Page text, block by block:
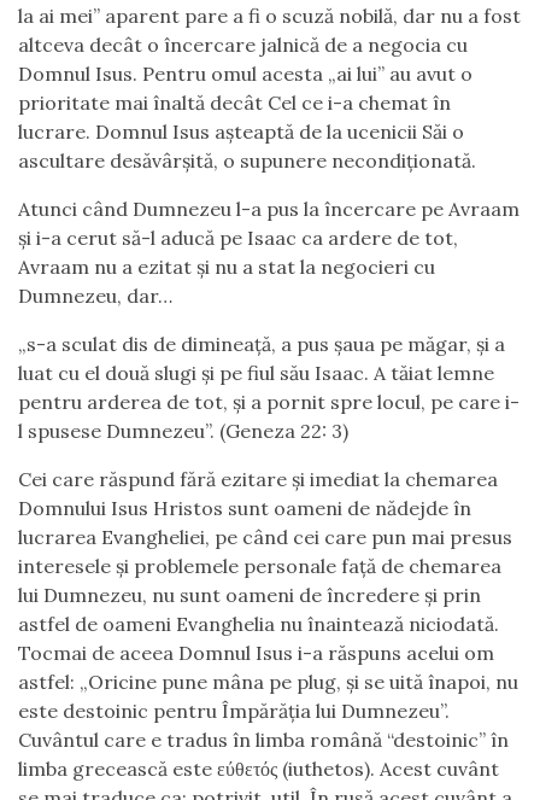
la ai mei” aparent pare a fi o scuză nobilă, dar nu a fost
altceva decât o încercare jalnică de a negocia cu
Domnul Isus. Pentru omul acesta „ai lui” au avut o
prioritate mai înaltă decât Cel ce i-a chemat în
lucrare. Domnul Isus așteaptă de la ucenicii Săi o
ascultare desăvârșită, o supunere necondiționată.
Atunci când Dumnezeu l-a pus la încercare pe Avraam
și i-a cerut să-l aducă pe Isaac ca ardere de tot,
Avraam nu a ezitat și nu a stat la negocieri cu
Dumnezeu, dar…
„s-a sculat dis de dimineață, a pus șaua pe măgar, și a
luat cu el două slugi și pe fiul său Isaac. A tăiat lemne
pentru arderea de tot, și a pornit spre locul, pe care i-
l spusese Dumnezeu”. (Geneza 22: 3)
Cei care răspund fără ezitare și imediat la chemarea
Domnului Isus Hristos sunt oameni de nădejde în
lucrarea Evangheliei, pe când cei care pun mai presus
interesele și problemele personale față de chemarea
lui Dumnezeu, nu sunt oameni de încredere și prin
astfel de oameni Evanghelia nu înaintează niciodată.
Tocmai de aceea Domnul Isus i-a răspuns acelui om
astfel: „Oricine pune mâna pe plug, și se uită înapoi, nu
este destoinic pentru Împărăția lui Dumnezeu”.
Cuvântul care e tradus în limba română “destoinic” în
limba grecească este εύθετός (iuthetos). Acest cuvânt